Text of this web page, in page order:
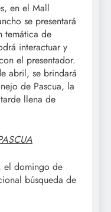
en el Mall
se presentará
temática de
interactuar y
el presentador.
abril, se brindará
de Pascua, la
llena de
el domingo de
búsqueda de